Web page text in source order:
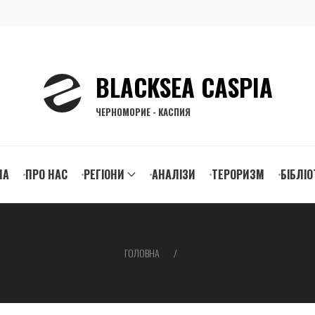
BLACKSEA CASPIA
ЧЕРНОМОРИЕ - КАСПИЯ
ПРО НАС РЕГІОНИ АНАЛІЗИ ТЕРОРИЗМ
ГОЛОВНА